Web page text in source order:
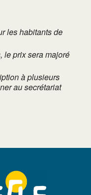
les habitants de
le prix sera majoré
à plusieurs
au secrétariat